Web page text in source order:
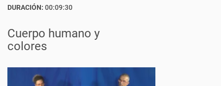
DURACIÓN: 00:09:30
Cuerpo humano y
colores